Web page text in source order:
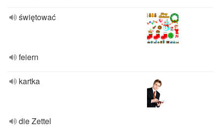
świętować
feiern
kartka
die Zettel